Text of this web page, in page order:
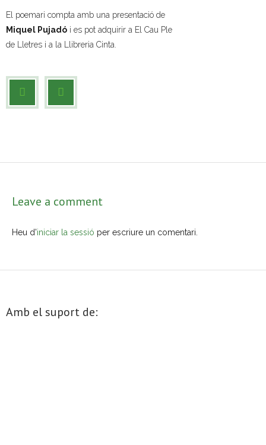
El poemari compta amb una presentació de
Miquel Pujadó i es pot adquirir a El Cau Ple
de Lletres i a la Llibreria Cinta.
Leave a comment
Heu d'iniciar la sessió per escriure un comentari.
Amb el suport de: